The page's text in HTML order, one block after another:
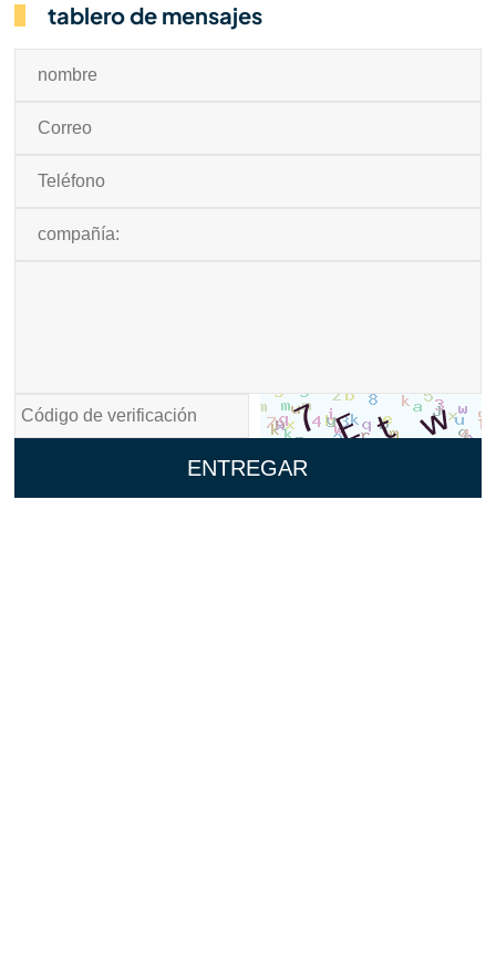
tablero de mensajes
ENTREGAR